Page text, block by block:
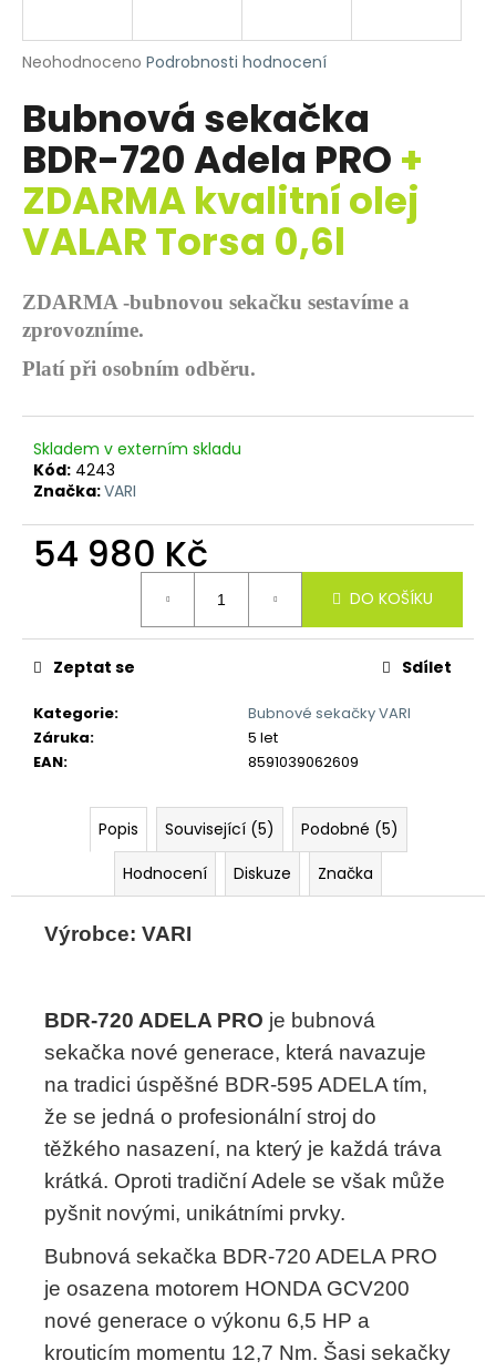
Průměrné
produktu
je
0,0
5
hvězdiček.
Neohodnoceno Podrobnosti hodnocení
Bubnová sekačka
BDR-720 Adela PRO +
ZDARMA kvalitní olej
VALAR Torsa 0,6l
ZDARMA -bubnovou sekačku sestavíme a
zprovozníme.
Platí při osobním odběru.
Skladem v externím skladu
Kód: 4243
Značka:VARI
54 980 Kč
DO KOŠÍKU
Kategorie:
Bubnové sekačky VARI
Záruka:
5 let
EAN: 8591039062609
Zeptat se Sdílet
Popis Související (5)
Podobné (5)
Hodnocení
Diskuze Značka
Výrobce: VARI
BDR-720 ADELA PRO je bubnová
sekačka nové generace, která navazuje
na tradici úspěšné BDR-595 ADELA tím,
že se jedná o profesionální stroj do
těžkého nasazení, na který je každá tráva
krátká. Oproti tradiční Adele se však může
pyšnit novými, unikátními prvky.
Bubnová sekačka BDR-720 ADELA PRO
je osazena motorem HONDA GCV200
nové generace o výkonu 6,5 HP a
krouticím momentu 12,7 Nm. Šasi sekačky
j
t
?
HLEDAT
D
o
o
u
č
u